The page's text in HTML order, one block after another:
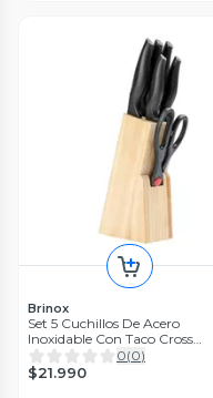
Brinox
Set 5 Cuchillos De Acero
Inoxidable Con Taco Cross
Brinox
0(0)
$21.990